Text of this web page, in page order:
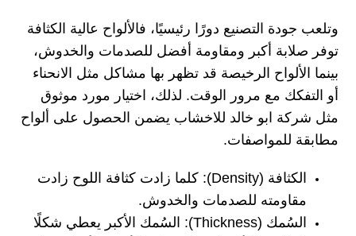
وتلعب جودة التصنيع دورًا رئيسيًا، فالألواح عالية الكثافة
توفر صلابة أكبر ومقاومة أفضل للصدمات والخدوش،
بينما الألواح الرخيصة قد تظهر بها مشاكل مثل الانحناء
أو التفكك مع مرور الوقت. لذلك، اختيار مورد موثوق
مثل شركة ابو خالد للاخشاب يضمن الحصول على ألواح
مطابقة للمواصفات.
الكثافة (Density): كلما زادت كثافة اللوح زادت
مقاومته للصدمات والخدوش.
السُمك (Thickness): السُمك الأكبر يعطي شكلًا